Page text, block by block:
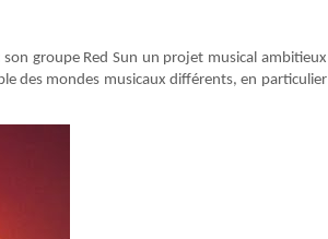
groupe Red Sun un projet musical ambitieux
des mondes musicaux différents, en particulier